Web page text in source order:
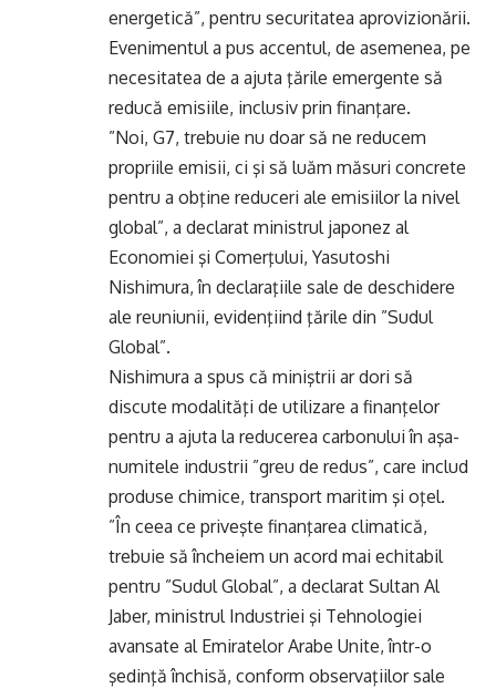
energetică”, pentru securitatea aprovizionării.
Evenimentul a pus accentul, de asemenea, pe
necesitatea de a ajuta ţările emergente să
reducă emisiile, inclusiv prin finanţare.
”Noi, G7, trebuie nu doar să ne reducem
propriile emisii, ci şi să luăm măsuri concrete
pentru a obţine reduceri ale emisiilor la nivel
global”, a declarat ministrul japonez al
Economiei şi Comerţului, Yasutoshi
Nishimura, în declaraţiile sale de deschidere
ale reuniunii, evidenţiind ţările din ”Sudul
Global”.
Nishimura a spus că miniştrii ar dori să
discute modalităţi de utilizare a finanţelor
pentru a ajuta la reducerea carbonului în aşa-
numitele industrii ”greu de redus”, care includ
produse chimice, transport maritim şi oţel.
”În ceea ce priveşte finanţarea climatică,
trebuie să încheiem un acord mai echitabil
pentru ”Sudul Global”, a declarat Sultan Al
Jaber, ministrul Industriei şi Tehnologiei
avansate al Emiratelor Arabe Unite, într-o
şedinţă închisă, conform observaţiilor sale